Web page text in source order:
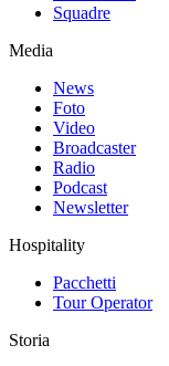
Squadre
Media
News
Foto
Video
Broadcaster
Radio
Podcast
Newsletter
Hospitality
Pacchetti
Tour Operator
Storia